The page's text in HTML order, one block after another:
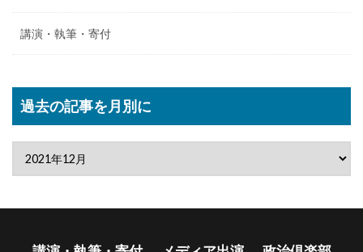
講演・執筆・寄付
過去の記事を月別に